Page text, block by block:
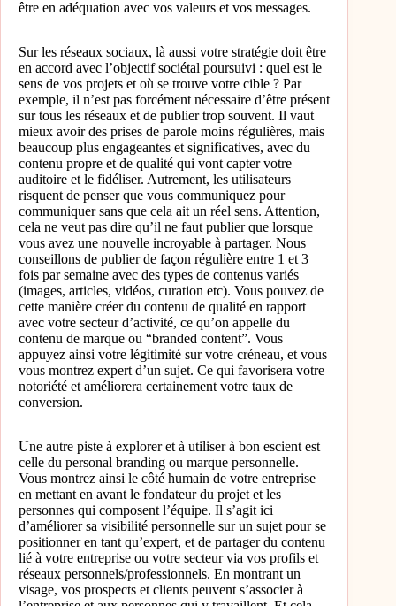
être en adéquation avec vos valeurs et vos messages.
Sur les réseaux sociaux, là aussi votre stratégie doit être
en accord avec l’objectif sociétal poursuivi : quel est le
sens de vos projets et où se trouve votre cible ? Par
exemple, il n’est pas forcément nécessaire d’être présent
sur tous les réseaux et de publier trop souvent. Il vaut
mieux avoir des prises de parole moins régulières, mais
beaucoup plus engageantes et significatives, avec du
contenu propre et de qualité qui vont capter votre
auditoire et le fidéliser. Autrement, les utilisateurs
risquent de penser que vous communiquez pour
communiquer sans que cela ait un réel sens. Attention,
cela ne veut pas dire qu’il ne faut publier que lorsque
vous avez une nouvelle incroyable à partager. Nous
conseillons de publier de façon régulière entre 1 et 3
fois par semaine avec des types de contenus variés
(images, articles, vidéos, curation etc). Vous pouvez de
cette manière créer du contenu de qualité en rapport
avec votre secteur d’activité, ce qu’on appelle du
contenu de marque ou “branded content”. Vous
appuyez ainsi votre légitimité sur votre créneau, et vous
vous montrez expert d’un sujet. Ce qui favorisera votre
notoriété et améliorera certainement votre taux de
conversion.
Une autre piste à explorer et à utiliser à bon escient est
celle du personal branding ou marque personnelle.
Vous montrez ainsi le côté humain de votre entreprise
en mettant en avant le fondateur du projet et les
personnes qui composent l’équipe. Il s’agit ici
d’améliorer sa visibilité personnelle sur un sujet pour se
positionner en tant qu’expert, et de partager du contenu
lié à votre entreprise ou votre secteur via vos profils et
réseaux personnels/professionnels. En montrant un
visage, vos prospects et clients peuvent s’associer à